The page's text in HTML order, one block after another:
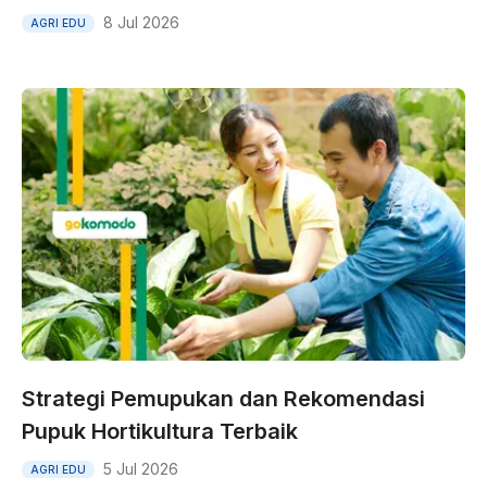
AGRI EDU 8 Jul 2026
Strategi Pemupukan dan Rekomendasi
Pupuk Hortikultura Terbaik
AGRI EDU 5 Jul 2026